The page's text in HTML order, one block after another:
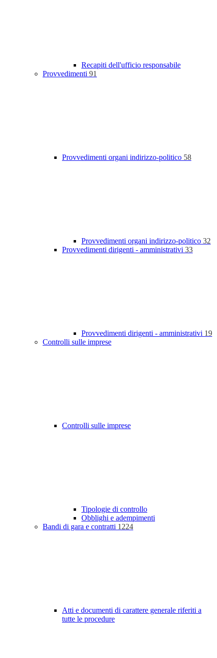
Recapiti dell'ufficio responsabile
Provvedimenti 91
Provvedimenti organi indirizzo-politico 58
Provvedimenti organi indirizzo-politico 32
Provvedimenti dirigenti - amministrativi 33
Provvedimenti dirigenti - amministrativi 19
Controlli sulle imprese
Controlli sulle imprese
Tipologie di controllo
Obblighi e adempimenti
Bandi di gara e contratti 1224
Atti e documenti di carattere generale riferiti a
tutte le procedure